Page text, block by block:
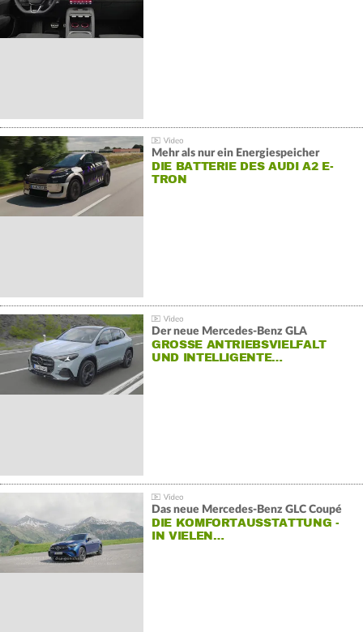
Mehr als nur ein Energiespeicher
DIE BATTERIE DES AUDI A2 E-
TRON
Der neue Mercedes-Benz GLA
GROSSE ANTRIEBSVIELFALT U
ND INTELLIGENTE…
Das neue Mercedes-Benz GLC Coupé
DIE KOMFORTAUSSTATTUNG -
IN VIELEN…